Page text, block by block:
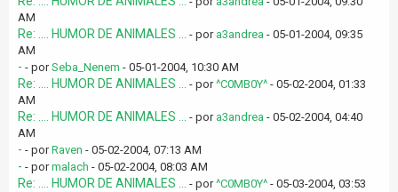
AM
Re: .... HUMOR DE ANIMALES ... - por a3andrea - 05-01-2004, 09:35
AM
- - porSeba_Nenem - 05-01-2004, 10:30 AM
Re: .... HUMOR DE ANIMALES ... - por^C0MB0Y^ - 05-02-2004, 01:33
AM
Re: .... HUMOR DE ANIMALES ... - por a3andrea - 05-02-2004, 04:40
AM
- - porRaven - 05-02-2004, 07:13 AM
- - pormalach - 05-02-2004, 08:03 AM
Re: .... HUMOR DE ANIMALES ... - por^C0MB0Y^ - 05-03-2004, 03:53